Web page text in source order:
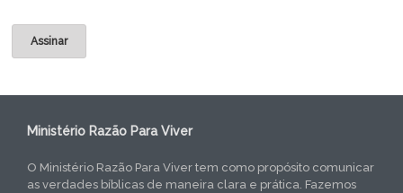
Ministério Razão Para Viver
O Ministério Razão Para Viver tem como propósito comunicar
as verdades bíblicas de maneira clara e prática. Fazemos